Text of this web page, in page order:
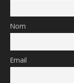
Nom
Email